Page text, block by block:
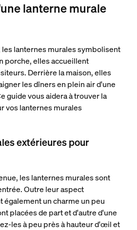
lanterne murale
lanternes murales symbolisent
porche, elles accueillent
Derrière la maison, elles
les dîners en plein air d'une
guide vous aidera à trouver la
vos lanternes murales
extérieures pour
les lanternes murales sont
Outre leur aspect
également un charme un peu
placées de part et d'autre d'une
les à peu près à hauteur d'œil et